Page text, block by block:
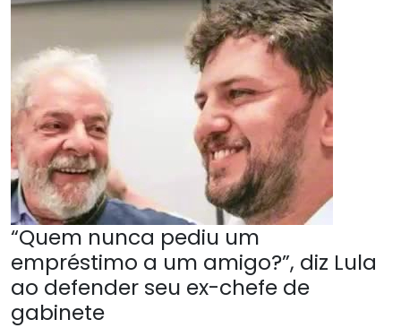
“Quem nunca pediu um
empréstimo a um amigo?”, diz Lula
ao defender seu ex-chefe de
gabinete